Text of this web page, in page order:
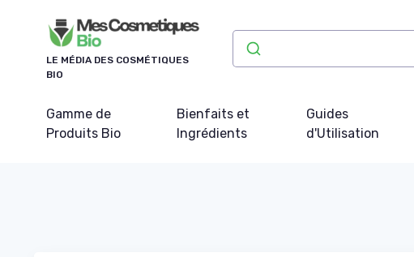
LE MÉDIA DES COSMÉTIQUES
BIO
Gamme de
Produits Bio
Bienfaits et
Ingrédients
Guides
d'Utilisation